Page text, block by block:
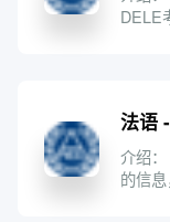
DELE
法语
介绍
的信